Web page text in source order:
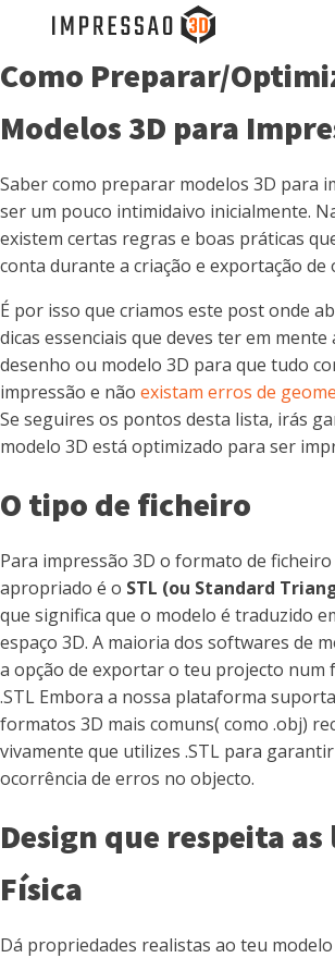
Como Preparar/
Modelos 3D para
Saber como preparar modelos 3D para
ser um pouco intimidaivo inicialmente.
existem certas regras e boas práticas
conta durante a criação e exportação de
É por isso que criamos este post onde
dicas essenciais que deves ter em
desenho ou modelo 3D para que tudo
impressão e não existam erros de
Se seguires os pontos desta lista, irás
modelo 3D está optimizado para ser
O tipo de ficheiro
Para impressão 3D o formato de ficheiro
apropriado é o STL (ou Standard
que significa que o modelo é traduzido
espaço 3D. A maioria dos softwares de
a opção de exportar o teu projecto num
.STL Embora a nossa plataforma
formatos 3D mais comuns( como .obj)
vivamente que utilizes .STL para
ocorrência de erros no objecto.
Design que respeita as
Física
Dá propriedades realistas ao teu modelo